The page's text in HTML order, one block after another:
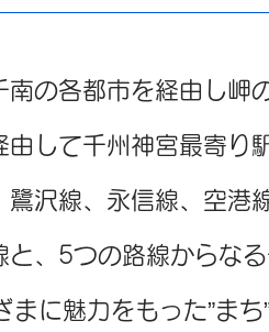
の各都市を経由し岬
して千州神宮最寄り
沢線、永信線、 空港
と、5つの路線からなる
に魅力をもった”まち